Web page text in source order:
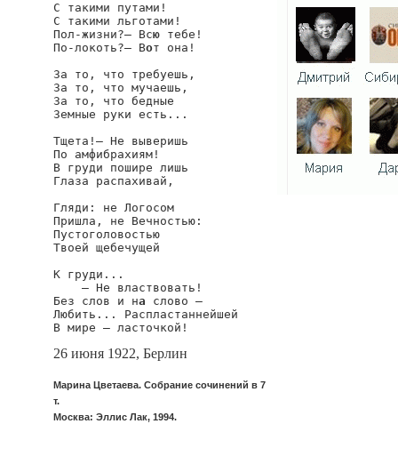
С такими путами!
С такими льготами!
Пол-жизни?— Всю тебе!
По-локоть?— Вот она!
За то, что требуешь,
За то, что мучаешь,
За то, что бедные
Земные руки есть...
Тщета!— Не выверишь
По амфибрахиям!
В груди пошире лишь
Глаза распахивай,
Гляди: не Логосом
Пришла, не Вечностью:
Пустоголовостью
Твоей щебечущей
К груди...
    — Не властвовать!
Без слов и на слово —
Любить... Распластаннейшей
В мире — ласточкой!
26 июня 1922, Берлин
Марина Цветаева. Собрание сочинений в 7
т.
Москва: Эллис Лак, 1994.